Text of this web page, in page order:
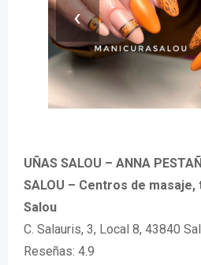
‹
UÑAS SALOU – ANNA
SALOU – Centros de
Salou
C. Salauris, 3, Local 8, 43840
Reseñas: 4.9